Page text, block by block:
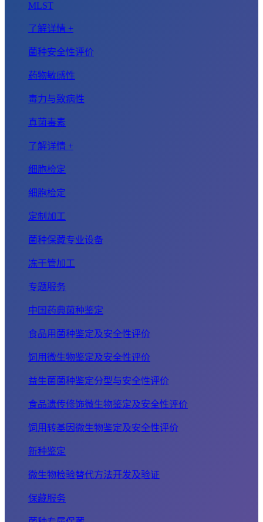
MLST
了解详情 +
菌种安全性评价
药物敏感性
毒力与致病性
真菌毒素
了解详情 +
细胞检定
细胞检定
定制加工
菌种保藏专业设备
冻干管加工
专题服务
中国药典菌种鉴定
食品用菌种鉴定及安全性评价
饲用微生物鉴定及安全性评价
益生菌菌种鉴定分型与安全性评价
食品遗传修饰微生物鉴定及安全性评价
饲用转基因微生物鉴定及安全性评价
新种鉴定
微生物检验替代方法开发及验证
保藏服务